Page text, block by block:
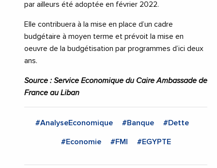
par ailleurs été adoptée en février 2022.
Elle contribuera à la mise en place d’un cadre
budgétaire à moyen terme et prévoit la mise en
oeuvre de la budgétisation par programmes d’ici deux
ans.
Source : Service Economique du Caire Ambassade de
France au Liban
#AnalyseEconomique #Banque #Dette
#Economie #FMI #EGYPTE